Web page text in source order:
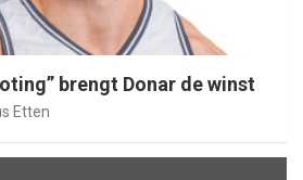
brengt Donar de winst
Etten